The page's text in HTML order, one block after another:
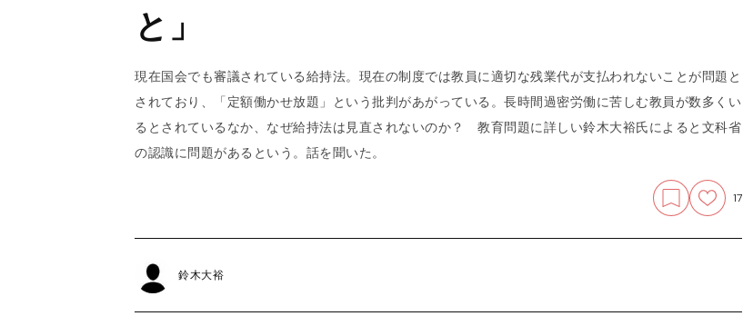
と」
現在国会でも審議されている給持法。現在の制度では教員に適切な残業代が支払われないことが問題と
されており、「定額働かせ放題」という批判があがっている。長時間過密労働に苦しむ教員が数多くい
るとされているなか、なぜ給持法は見直されないのか？ 教育問題に詳しい鈴木大裕氏によると文科省
の認識に問題があるという。話を聞いた。
17
鈴木大裕